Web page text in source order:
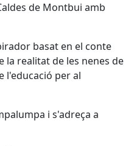
de Montbui amb
basat en el conte
realitat de les nenes de
l'educació per al
i s'adreça a